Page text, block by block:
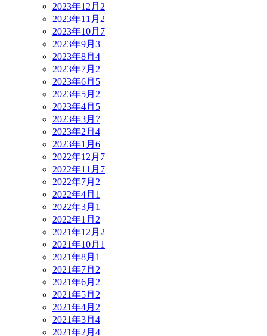
2023年12月 2
2023年11月 2
2023年10月 7
2023年9月 3
2023年8月 4
2023年7月 2
2023年6月 5
2023年5月 2
2023年4月 5
2023年3月 7
2023年2月 4
2023年1月 6
2022年12月 7
2022年11月 7
2022年7月 2
2022年4月 1
2022年3月 1
2022年1月 2
2021年12月 2
2021年10月 1
2021年8月 1
2021年7月 2
2021年6月 2
2021年5月 2
2021年4月 2
2021年3月 4
2021年2月 4